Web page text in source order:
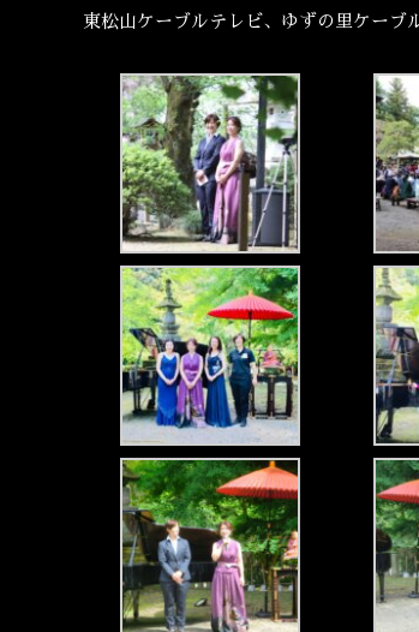
東松山ケーブルテレビ、ゆずの里ケーブ